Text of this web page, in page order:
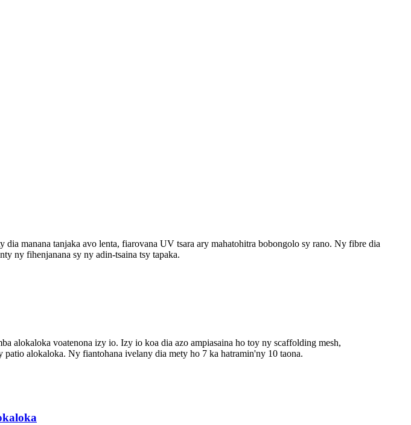
manana tanjaka avo lenta, fiarovana UV tsara ary mahatohitra bobongolo sy rano. Ny fibre dia
ny fihenjanana sy ny adin-tsaina tsy tapaka.
alokaloka voatenona izy io. Izy io koa dia azo ampiasaina ho toy ny scaffolding mesh,
patio alokaloka. Ny fiantohana ivelany dia mety ho 7 ka hatramin'ny 10 taona.